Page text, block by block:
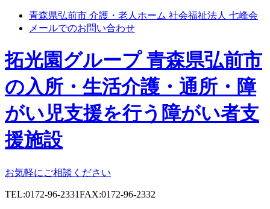
青森県弘前市 介護・老人ホーム 社会福祉法人 七峰会
メールでのお問い合わせ
拓光園グループ 青森県弘前市
の入所・生活介護・通所・障
がい児支援を行う障がい者支
援施設
お気軽にご相談ください
TEL:0172-96-2331FAX:0172-96-2332